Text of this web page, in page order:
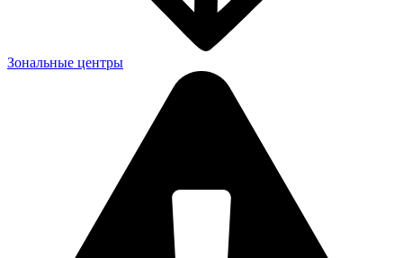
Зональные центры